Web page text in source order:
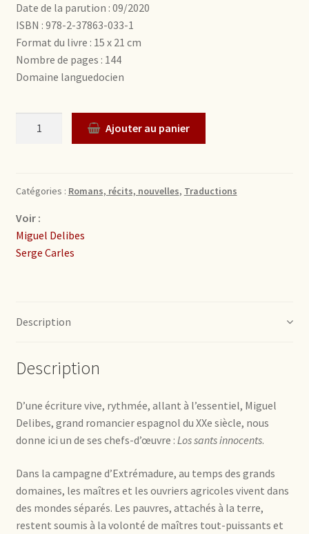
Date de la parution : 09/2020
ISBN : 978-2-37863-033-1
Format du livre : 15 x 21 cm
Nombre de pages : 144
Domaine languedocien
Quantité Ajouter au panier
Catégories : Romans, récits, nouvelles, Traductions
Voir :
Miguel Delibes
Serge Carles
Description
Description
D’une écriture vive, rythmée, allant à l’essentiel, Miguel
Delibes, grand romancier espagnol du XXe siècle, nous
donne ici un de ses chefs-d’œuvre : Los sants innocents.
Dans la campagne d’Extrémadure, au temps des grands
domaines, les maîtres et les ouvriers agricoles vivent dans
des mondes séparés. Les pauvres, attachés à la terre,
restent soumis à la volonté de maîtres tout-puissants et